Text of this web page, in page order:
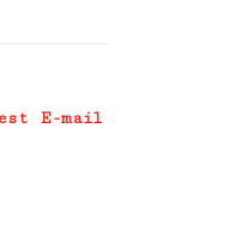
E-mail